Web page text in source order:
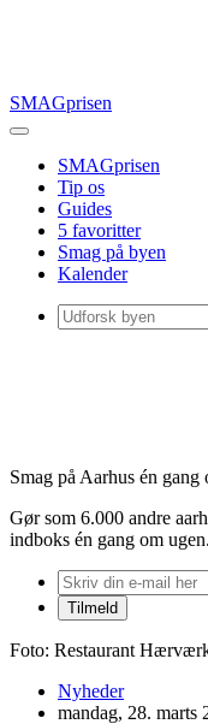
SMAGprisen
SMAGprisen
Tip os
Guides
5 favoritter
Smag på byen
Kalender
Smag på Aarhus én gang
Gør som 6.000 andre
indboks én gang om ugen.
Foto: Restaurant
Nyheder
mandag, 28. marts